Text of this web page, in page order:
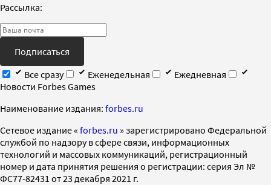
Рассылка:
Подписаться
Все сразу
Еженедельная
Ежедневная
Новости Forbes Games
Наименование издания: forbes.ru
Cетевое издание « forbes.ru » зарегистрировано Федеральной
службой по надзору в сфере связи, информационных
технологий и массовых коммуникаций, регистрационный
номер и дата принятия решения о регистрации: серия Эл №
ФС77-82431 от 23 декабря 2021 г.